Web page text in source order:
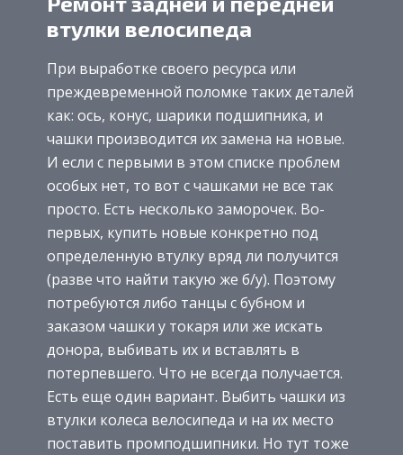
втулки велосипеда
При выработке своего ресурса или
преждевременной поломке таких деталей
как: ось, конус, шарики подшипника, и
чашки производится их замена на новые.
И если с первыми в этом списке проблем
особых нет, то вот с чашками не все так
просто. Есть несколько заморочек. Во-
первых, купить новые конкретно под
определенную втулку вряд ли получится
(разве что найти такую же б/у). Поэтому
потребуются либо танцы с бубном и
заказом чашки у токаря или же искать
донора, выбивать их и вставлять в
потерпевшего. Что не всегда получается.
Есть еще один вариант. Выбить чашки из
втулки колеса велосипеда и на их место
поставить промподшипники. Но тут тоже